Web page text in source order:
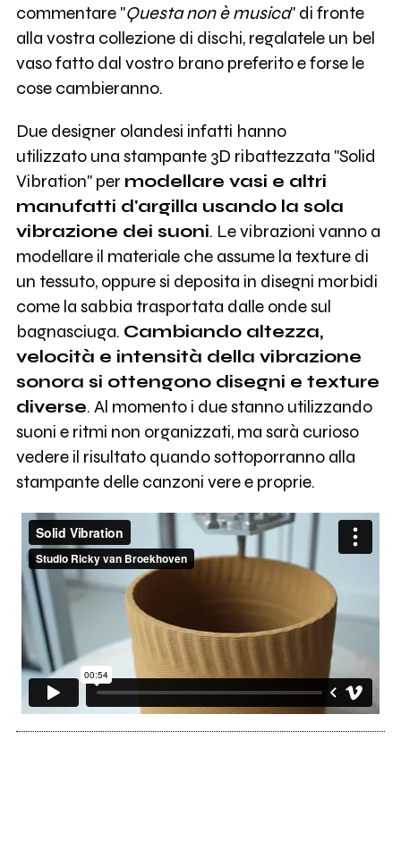
commentare "Questa non è musica" di fronte
alla vostra collezione di dischi, regalatele un bel
vaso fatto dal vostro brano preferito e forse le
cose cambieranno.
Due designer olandesi infatti hanno
utilizzato una stampante 3D ribattezzata "Solid
Vibration" per modellare vasi e altri
manufatti d'argilla usando la sola
vibrazione dei suoni. Le vibrazioni vanno a
modellare il materiale che assume la texture di
un tessuto, oppure si deposita in disegni morbidi
come la sabbia trasportata dalle onde sul
bagnasciuga. Cambiando altezza,
velocità e intensità della vibrazione
sonora si ottengono disegni e texture
diverse. Al momento i due stanno utilizzando
suoni e ritmi non organizzati, ma sarà curioso
vedere il risultato quando sottoporranno alla
stampante delle canzoni vere e proprie.